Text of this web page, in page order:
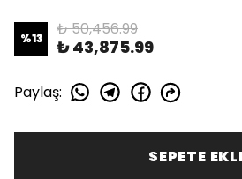
%13 ₺ 50,456.99
₺ 43,875.99
Paylaş:
SEPETE